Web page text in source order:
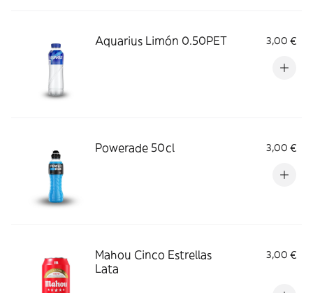
Aquarius Limón 0.50PET 3,00 €
Powerade 50cl 3,00 €
Mahou Cinco Estrellas
Lata
3,00 €